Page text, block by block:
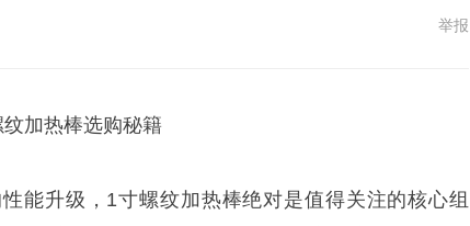
举报
加热棒选购秘籍
能升级，1寸螺纹加热棒绝对是值得关注的核心组